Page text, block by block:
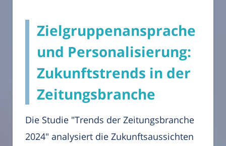
Zielgruppenansprache
und Personalisierung:
Zukunftstrends in der
Zeitungsbranche
Die Studie "Trends der Zeitungsbranche
2024" analysiert die Zukunftsaussichten